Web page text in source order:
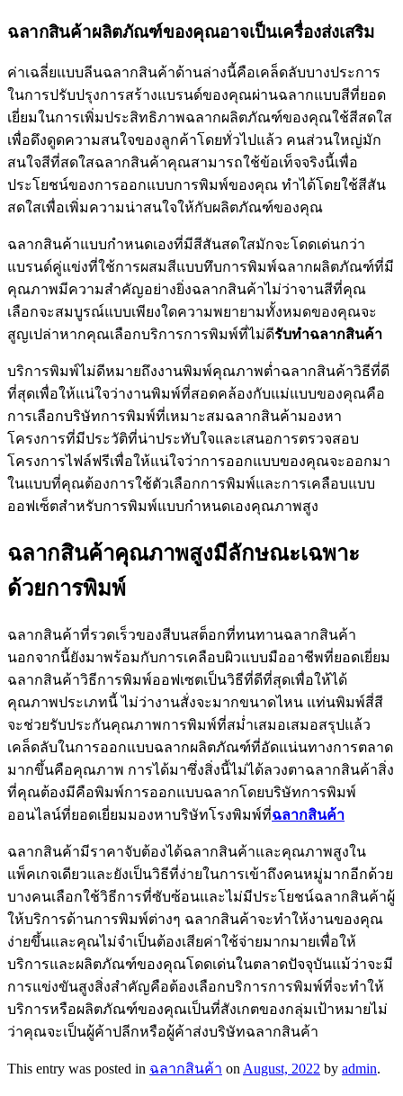
ฉลากสินค้าผลิตภัณฑ์ของคุณอาจเป็นเครื่องส่งเสริม
ค่าเฉลี่ยแบบลีนฉลากสินค้าด้านล่างนี้คือเคล็ดลับบางประการ
ในการปรับปรุงการสร้างแบรนด์ของคุณผ่านฉลากแบบสีที่ยอด
เยี่ยมในการเพิ่มประสิทธิภาพฉลากผลิตภัณฑ์ของคุณใช้สีสดใส
เพื่อดึงดูดความสนใจของลูกค้าโดยทั่วไปแล้ว คนส่วนใหญ่มัก
สนใจสีที่สดใสฉลากสินค้าคุณสามารถใช้ข้อเท็จจริงนี้เพื่อ
ประโยชน์ของการออกแบบการพิมพ์ของคุณ ทำได้โดยใช้สีสัน
สดใสเพื่อเพิ่มความน่าสนใจให้กับผลิตภัณฑ์ของคุณ
ฉลากสินค้าแบบกำหนดเองที่มีสีสันสดใสมักจะโดดเด่นกว่า
แบรนด์คู่แข่งที่ใช้การผสมสีแบบทึบการพิมพ์ฉลากผลิตภัณฑ์ที่มี
คุณภาพมีความสำคัญอย่างยิ่งฉลากสินค้าไม่ว่าจานสีที่คุณ
เลือกจะสมบูรณ์แบบเพียงใดความพยายามทั้งหมดของคุณจะ
สูญเปล่าหากคุณเลือกบริการการพิมพ์ที่ไม่ดีรับทำฉลากสินค้า
บริการพิมพ์ไม่ดีหมายถึงงานพิมพ์คุณภาพต่ำฉลากสินค้าวิธีที่ดี
ที่สุดเพื่อให้แน่ใจว่างานพิมพ์ที่สอดคล้องกับแม่แบบของคุณคือ
การเลือกบริษัทการพิมพ์ที่เหมาะสมฉลากสินค้ามองหา
โครงการที่มีประวัติที่น่าประทับใจและเสนอการตรวจสอบ
โครงการไฟล์ฟรีเพื่อให้แน่ใจว่าการออกแบบของคุณจะออกมา
ในแบบที่คุณต้องการใช้ตัวเลือกการพิมพ์และการเคลือบแบบ
ออฟเซ็ตสำหรับการพิมพ์แบบกำหนดเองคุณภาพสูง
ฉลากสินค้าคุณภาพสูงมีลักษณะเฉพาะ
ด้วยการพิมพ์
ฉลากสินค้าที่รวดเร็วของสีบนสต็อกที่ทนทานฉลากสินค้า
นอกจากนี้ยังมาพร้อมกับการเคลือบผิวแบบมืออาชีพที่ยอดเยี่ยม
ฉลากสินค้าวิธีการพิมพ์ออฟเซตเป็นวิธีที่ดีที่สุดเพื่อให้ได้
คุณภาพประเภทนี้ ไม่ว่างานสั่งจะมากขนาดไหน แท่นพิมพ์สี่สี
จะช่วยรับประกันคุณภาพการพิมพ์ที่สม่ำเสมอเสมอสรุปแล้ว
เคล็ดลับในการออกแบบฉลากผลิตภัณฑ์ที่อัดแน่นทางการตลาด
มากขึ้นคือคุณภาพ การได้มาซึ่งสิ่งนี้ไม่ได้ลวงตาฉลากสินค้าสิ่ง
ที่คุณต้องมีคือพิมพ์การออกแบบฉลากโดยบริษัทการพิมพ์
ออนไลน์ที่ยอดเยี่ยมมองหาบริษัทโรงพิมพ์ที่ฉลากสินค้า
ฉลากสินค้ามีราคาจับต้องได้ฉลากสินค้าและคุณภาพสูงใน
แพ็คเกจเดียวและยังเป็นวิธีที่ง่ายในการเข้าถึงคนหมู่มากอีกด้วย
บางคนเลือกใช้วิธีการที่ซับซ้อนและไม่มีประโยชน์ฉลากสินค้าผู้
ให้บริการด้านการพิมพ์ต่างๆ ฉลากสินค้าจะทำให้งานของคุณ
ง่ายขึ้นและคุณไม่จำเป็นต้องเสียค่าใช้จ่ายมากมายเพื่อให้
บริการและผลิตภัณฑ์ของคุณโดดเด่นในตลาดปัจจุบันแม้ว่าจะมี
การแข่งขันสูงสิ่งสำคัญคือต้องเลือกบริการการพิมพ์ที่จะทำให้
บริการหรือผลิตภัณฑ์ของคุณเป็นที่สังเกตของกลุ่มเป้าหมายไม่
ว่าคุณจะเป็นผู้ค้าปลีกหรือผู้ค้าส่งบริษัทฉลากสินค้า
This entry was posted in ฉลากสินค้า on August, 2022 by admin.